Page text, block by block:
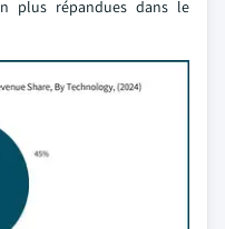
plus répandues dans le